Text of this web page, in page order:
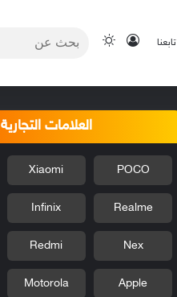
تابعنا تسجيل الدخول
الوضع المظلم
العلامات التجارية
POCO
Xiaomi
Realme
Infinix
Nex
Redmi
Apple
Motorola